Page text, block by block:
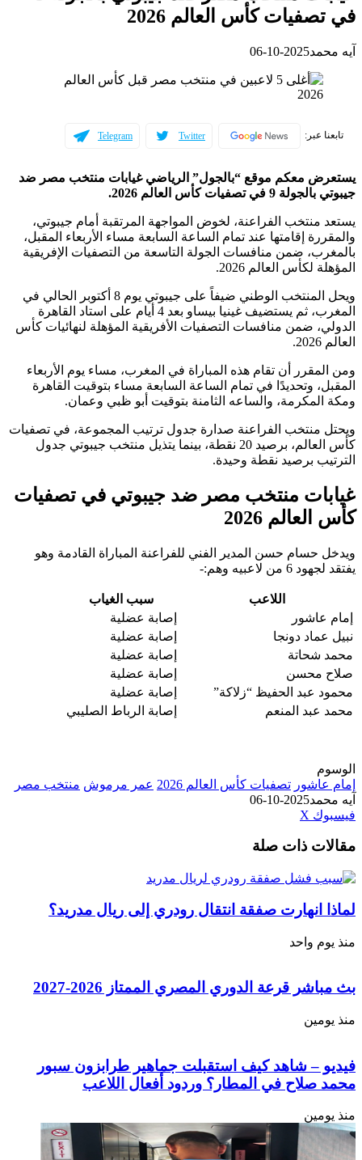
في تصفيات كأس العالم 2026
آيه محمد2025-10-06
تابعنا عبر: Twitter
Telegram
يستعرض معكم موقع “بالجول” الرياضي غيابات منتخب مصر ضد
جيبوتي بالجولة 9 في تصفيات كأس العالم 2026.
يستعد منتخب الفراعنة، لخوض المواجهة المرتقبة أمام جيبوتي،
والمقررة إقامتها عند تمام الساعة السابعة مساء الأربعاء المقبل،
بالمغرب، ضمن منافسات الجولة التاسعة من التصفيات الإفريقية
المؤهلة لكأس العالم 2026.
ويحل المنتخب الوطني ضيفاً على جيبوتي يوم 8 أكتوبر الحالي في
المغرب، ثم يستضيف غينيا بيساو بعد 4 أيام على استاد القاهرة
الدولي، ضمن منافسات التصفيات الأفريقية المؤهلة لنهائيات كأس
العالم 2026.
ومن المقرر أن تقام هذه المباراة في المغرب، مساء يوم الأربعاء
المقبل، وتحديدًا في تمام الساعة السابعة مساء بتوقيت القاهرة
ومكة المكرمة، والساعه الثامنة بتوقيت أبو ظبي وعمان.
ويحتل منتخب الفراعنة صدارة جدول ترتيب المجموعة، في تصفيات
كأس العالم، برصيد 20 نقطة، بينما يتذيل منتخب جيبوتي جدول
الترتيب برصيد نقطة وحيدة.
غيابات منتخب مصر ضد جيبوتي في تصفيات
كأس العالم 2026
ويدخل حسام حسن المدير الفني للفراعنة المباراة القادمة وهو
يفتقد لجهود 6 من لاعبيه وهم:-
اللاعب
سبب الغياب
إمام عاشور
إصابة عضلية
نبيل عماد دونجا
إصابة عضلية
محمد شحاتة
إصابة عضلية
صلاح محسن
إصابة عضلية
محمود عبد الحفيظ “زلاكة”
إصابة عضلية
محمد عبد المنعم
إصابة الرباط الصليبي
الوسوم
إمام عاشور تصفيات كأس العالم 2026 عمر مرموش منتخب مصر
آيه محمد2025-10-06
فيسبوك ‫X
البريد
مقالات ذات صلة
لماذا انهارت صفقة انتقال رودري إلى ريال مدريد؟
منذ يوم واحد
بث مباشر قرعة الدوري المصري الممتاز 2026-2027
منذ يومين
فيديو – شاهد كيف استقبلت جماهير طرابزون سبور
محمد صلاح في المطار؟ وردود أفعال اللاعب
منذ يومين